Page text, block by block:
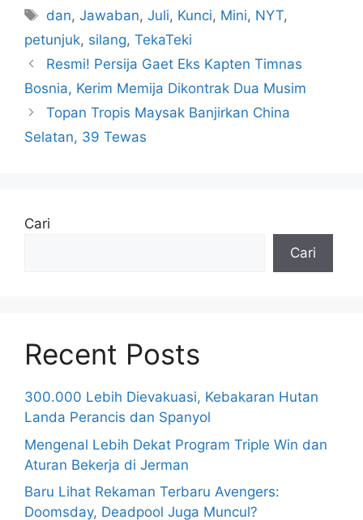
Tag
dan,Jawaban,Juli, Kunci, Mini, NYT,
petunjuk, silang, TekaTeki
Resmi! Persija Gaet Eks Kapten Timnas
Bosnia, Kerim Memija Dikontrak Dua Musim
Topan Tropis Maysak Banjirkan China
Selatan, 39 Tewas
Cari
Cari
Recent Posts
300.000 Lebih Dievakuasi, Kebakaran Hutan
Landa Perancis dan Spanyol
Mengenal Lebih Dekat Program Triple Win dan
Aturan Bekerja di Jerman
Baru Lihat Rekaman Terbaru Avengers:
Doomsday, Deadpool Juga Muncul?